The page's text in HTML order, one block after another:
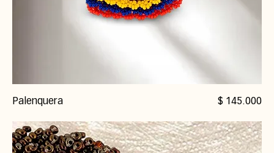
Palenquera Precio
$ 145.000